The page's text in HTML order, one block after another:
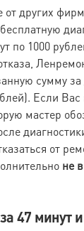
от других
по 1000
сумму за
Если Вас
мастер
от
не
47 минут